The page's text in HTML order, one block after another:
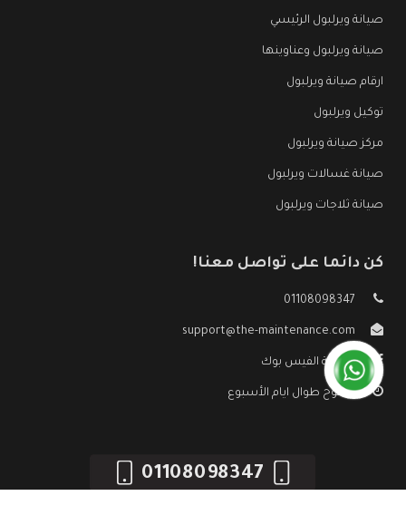
صيانة ويرلبول الرئيسي
صيانة ويرلبول وعناوينها
ارقام صيانة ويرلبول
توكيل ويرلبول
مركز صيانة ويرلبول
صيانة غسالات ويرلبول
صيانة ثلاجات ويرلبول
كن دائما على تواصل معنا!
01108098347
support@the-maintenance.com
صفحة الفيس بوك
مفتوح طوال ايام الأسبوع
01108098347